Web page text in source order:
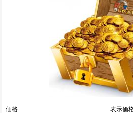
価格
表示価